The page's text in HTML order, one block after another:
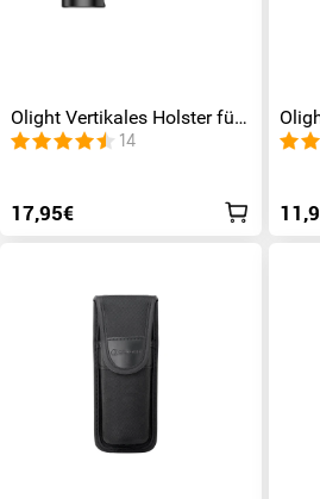
Olight Vertikales Holster für
Seeker 4 Pro 14
17,95€
Mini